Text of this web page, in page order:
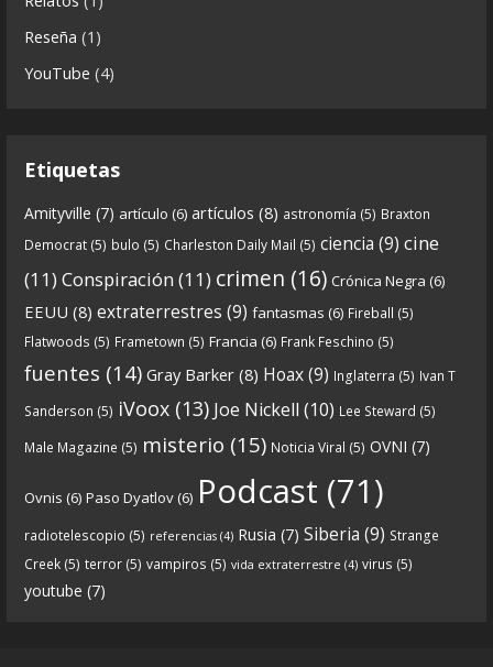
parte-2-la-forja-audios-mp3_rf_67540152_1.html
Continuamos el especial Qanon con esta segunda
6 0 View on facebook
Crónicas de Nantucket
Descargar
https://www.ivoox.com/cdn-6x05-8211-qanon-
parte-1-origenes-audios-mp3_rf_67157433_1.html
Tras una exhaustiva investigación en los orígenes
y desarrollo de Qanon, la madre de todas las
more
Reseña (1)
YouTube (4)
Etiquetas
Amityville (7) artículo (6) artículos (8) astronomía (5) Braxton
Democrat (5) bulo (5) Charleston Daily Mail (5) ciencia (9) cine
(11) Conspiración (11) crimen (16) Crónica Negra (6)
EEUU (8) extraterrestres (9) fantasmas (6) Fireball (5)
Flatwoods (5) Frametown (5) Francia (6) Frank Feschino (5)
fuentes (14) Gray Barker (8) Hoax(9) Inglaterra (5) Ivan T
Sanderson (5) iVoox (13) Joe Nickell (10) Lee Steward (5)
Male Magazine (5) misterio (15) Noticia Viral (5) OVNI (7)
Ovnis (6) Paso Dyatlov (6) Podcast (71)
radiotelescopio (5) referencias (4) Rusia (7) Siberia (9) Strange
Creek (5) terror (5) vampiros (5) vida extraterrestre (4) virus (5)
youtube (7)